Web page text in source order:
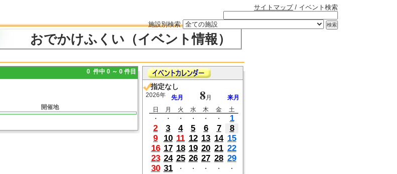
サイトマップ/ イベント検索
施設別検索
おでかけふくい（イベント情報）
0 件中 0 ～ 0 件目
開催地
指定なし
2026年 先月 8 月
来月
日
月 火 水 木 金
土
・
・ ・ ・ ・ ・
1
2
3 4 5 6 7
8
9
10 11 12 13 14 15
16 17 18 19 20 21 22
23 24 25 26 27 28 29
30 31 ・ ・ ・ ・ ・